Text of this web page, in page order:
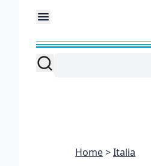
Home Italia